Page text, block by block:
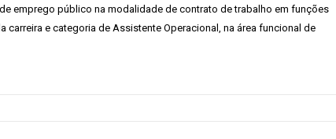
emprego público na modalidade de contrato de trabalho em funções
e categoria de Assistente Operacional, na área funcional de